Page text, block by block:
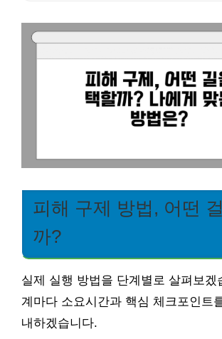
피해 구제 방법, 어떤
까?
실제 실행 방법을 단계별로 살펴보겠
계마다 소요시간과 핵심 체크포인트
내하겠습니다.